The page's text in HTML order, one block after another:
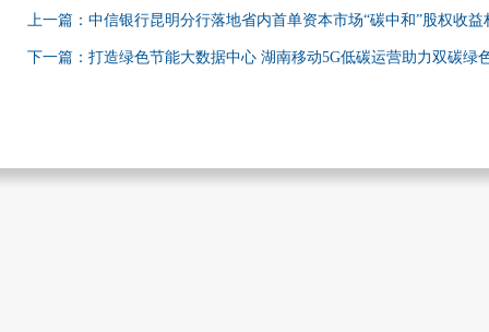
上一篇：中信银行昆明分行落地省内首单资本市场“碳中和”股权收益
下一篇：打造绿色节能大数据中心 湖南移动5G低碳运营助力双碳绿